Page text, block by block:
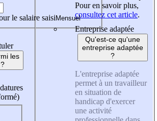
le salaire saisi
les
Pour en savoir plus,
consultez cet article.
Entreprise adaptée
Qu'est-ce qu'une
entreprise adaptée
?
L'entreprise adaptée
permet à un travailleur
en situation de
handicap d'exercer
une activité